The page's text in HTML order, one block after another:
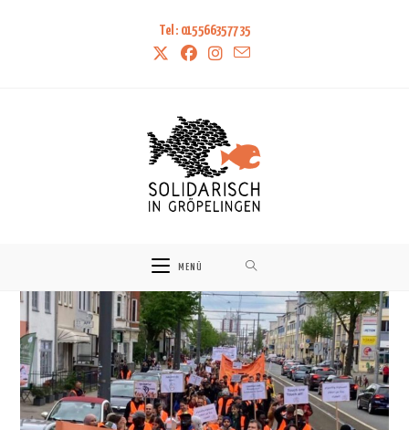
Tel: 015566357735
MENÜ